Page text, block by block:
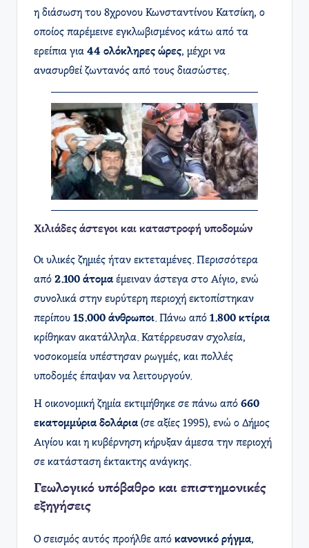
η διάσωση του 8χρονου Κωνσταντίνου Κατσίκη, ο
οποίος παρέμεινε εγκλωβισμένος κάτω από τα
ερείπια για 44 ολόκληρες ώρες, μέχρι να
ανασυρθεί ζωντανός από τους διασώστες.
Χιλιάδες άστεγοι και καταστροφή υποδομών
Οι υλικές ζημιές ήταν εκτεταμένες. Περισσότερα
από 2.100 άτομαέμειναν άστεγα στο Αίγιο, ενώ
συνολικά στην ευρύτερη περιοχή εκτοπίστηκαν
περίπου 15.000 άνθρωποι. Πάνω από 1.800 κτίρια
κρίθηκαν ακατάλληλα. Κατέρρευσαν σχολεία,
νοσοκομεία υπέστησαν ρωγμές, και πολλές
υποδομές έπαψαν να λειτουργούν.
Η οικονομική ζημία εκτιμήθηκε σε πάνω από 660
εκατομμύρια δολάρια(σε αξίες 1995), ενώ ο Δήμος
Αιγίου και η κυβέρνηση κήρυξαν άμεσα την περιοχή
σε κατάσταση έκτακτης ανάγκης.
Γεωλογικό υπόβαθρο και επιστημονικές
εξηγήσεις
Ο σεισμός αυτός προήλθε από κανονικό ρήγμα,